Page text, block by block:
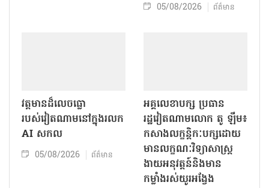
05/08/2026 ព័ត៌មាន
វត្តមានដ៏លេចធ្លោ
របស់វៀតណាមនៅក្នុងរលក
AI សកល
05/08/2026 ព័ត៌មាន
អគ្គលេខាបក្ស ប្រធាន
រដ្ឋវៀតណាមលោក តូ ឡឹម៖
កសាងលក្ខន្តិកៈបក្សដោយ
មានលក្ខណៈវិទ្យាសាស្ត្រ
ងាយអនុវត្តន៍និងមាន
កម្លាំងរស់យូរអង្វែង